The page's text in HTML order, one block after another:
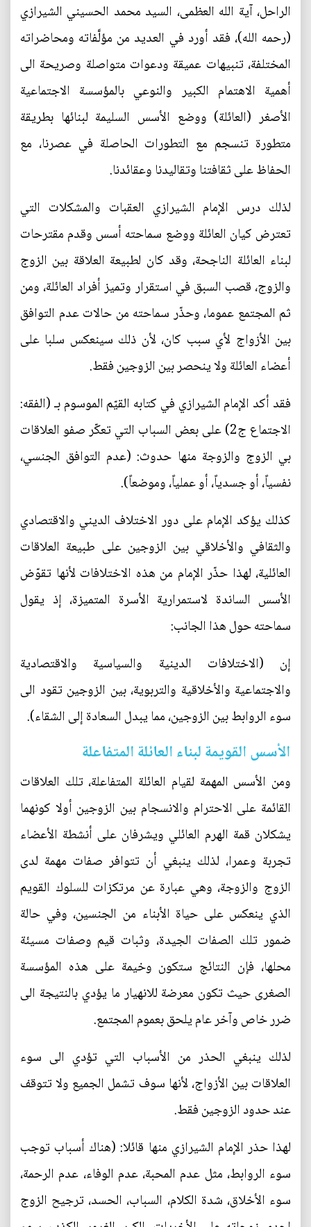
الراحل، آية الله العظمى، السيد محمد الحسيني الشيرازي
(رحمه الله)، فقد أورد في العديد من مؤلَّفاته ومحاضراته
المختلفة، تنبيهات عميقة ودعوات متواصلة وصريحة الى
أهمية الاهتمام الكبير والنوعي بالمؤسسة الاجتماعية
الأصغر (العائلة) ووضع الأسس السليمة لبنائها بطريقة
متطورة تنسجم مع التطورات الحاصلة في عصرنا، مع
الحفاظ على ثقافتنا وتقاليدنا وعقائدنا.
لذلك درس الإمام الشيرازي العقبات والمشكلات التي
تعترض كيان العائلة ووضع سماحته أسس وقدم مقترحات
لبناء العائلة الناجحة، وقد كان لطبيعة العلاقة بين الزوج
والزوج، قصب السبق في استقرار وتميز أفراد العائلة، ومن
ثم المجتمع عموما، وحذّر سماحته من حالات عدم التوافق
بين الأزواج لأي سبب كان، لأن ذلك سينعكس سلبا على
أعضاء العائلة ولا ينحصر بين الزوجين فقط.
فقد أكد الإمام الشيرازي في كتابه القيّم الموسوم بـ (الفقه:
الاجتماع ج2) على بعض السباب التي تعكّر صفو العلاقات
بي الزوج والزوجة منها حدوث: (عدم التوافق الجنسي،
نفسياً، أو جسدياً، أو عملياً، وموضعاً).
كذلك يؤكد الإمام على دور الاختلاف الديني والاقتصادي
والثقافي والأخلاقي بين الزوجين على طبيعة العلاقات
العائلية، لهذا حذّر الإمام من هذه الاختلافات لأنها تقوّض
الأسس الساندة لاستمرارية الأسرة المتميزة، إذ يقول
سماحته حول هذا الجانب:
إن (الاختلافات الدينية والسياسية والاقتصادية
والاجتماعية والأخلاقية والتربوية، بين الزوجين تقود الى
سوء الروابط بين الزوجين، مما يبدل السعادة إلى الشقاء).
الأسس القويمة لبناء العائلة المتفاعلة
ومن الأسس المهمة لقيام العائلة المتفاعلة، تلك العلاقات
القائمة على الاحترام والانسجام بين الزوجين أولا كونهما
يشكلان قمة الهرم العائلي ويشرفان على أنشطة الأعضاء
تجربة وعمرا، لذلك ينبغي أن تتوافر صفات مهمة لدى
الزوج والزوجة، وهي عبارة عن مرتكزات للسلوك القويم
الذي ينعكس على حياة الأبناء من الجنسين، وفي حالة
ضمور تلك الصفات الجيدة، وثبات قيم وصفات مسيئة
محلها، فإن النتائج ستكون وخيمة على هذه المؤسسة
الصغرى حيث تكون معرضة للانهيار ما يؤدي بالنتيجة الى
ضرر خاص وآخر عام يلحق بعموم المجتمع.
لذلك ينبغي الحذر من الأسباب التي تؤدي الى سوء
العلاقات بين الأزواج، لأنها سوف تشمل الجميع ولا تتوقف
عند حدود الزوجين فقط.
لهذا حذر الإمام الشيرازي منها قائلا: (هناك أسباب توجب
سوء الروابط، مثل عدم المحبة، عدم الوفاء، عدم الرحمة،
سوء الأخلاق، شدة الكلام، السباب، الحسد، ترجيح الزوج